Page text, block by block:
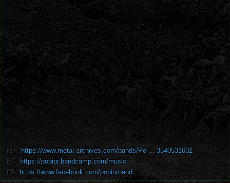
MA: https://www.metal-archives.com/bands/Po ... 3540531602
BC: https://popior.bandcamp.com/music
FB: https://www.facebook.com/popiorband